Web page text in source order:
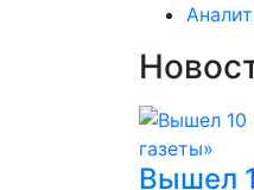
Вышел